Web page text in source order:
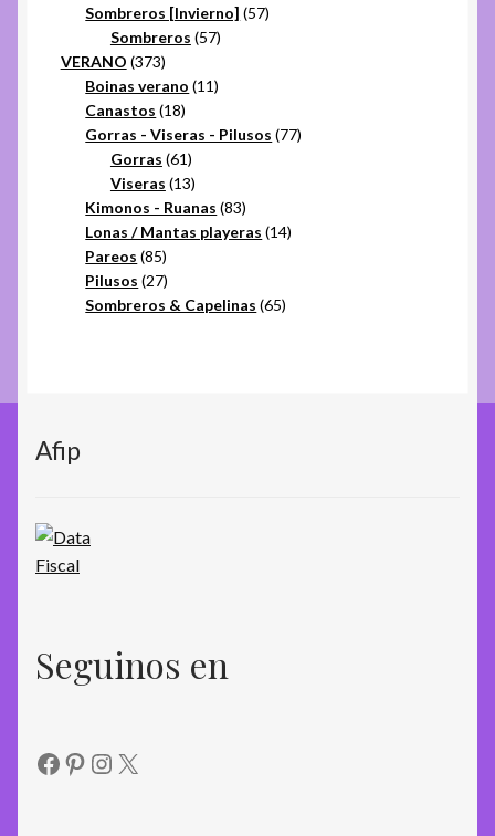
productos
Sombreros [Invierno] 5757
Sombreros 5757
VERANO 373373
productos
Boinas verano 1111
Canastos 1818
productos
Gorras - Viseras - Pilusos 7777
Gorras 6161
productos
Viseras 1313
productos
Kimonos - Ruanas 8383
productos
Lonas / Mantas playeras 1414
Pareos 8585
productos
Pilusos 2727
productos
Sombreros & Capelinas 6565
Afip
Seguinos en
Facebook
Pinterest
Instagram
X